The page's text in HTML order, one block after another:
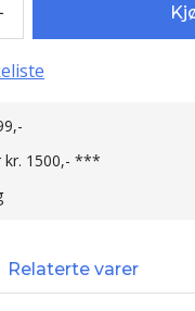
kr. 1500,- ***
Relaterte varer